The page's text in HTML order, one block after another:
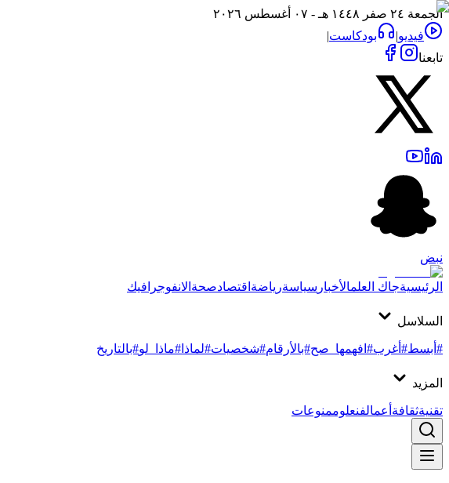
الجمعة ٢٤ صفر ١٤٤٨ هـ - ٠٧ أغسطس ٢٠٢٦
فيديو| بودكاست|
تابعنا
نبض
الرئيسيةجاك العلمالأخبار سياسةرياضة اقتصادصحة الانفوجرافيك
السلاسل
#أبسط#أغرب#افهمها_صح#بالأرقام#شخصيات#لماذا #ماذا_لو#بالتاريخ
المزيد
تقنيةثقافة أعمالفنعلوممنوعات